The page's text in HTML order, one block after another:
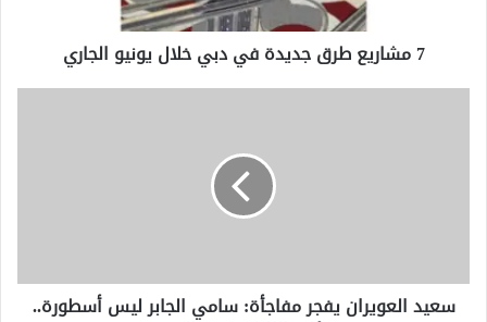
7 مشاريع طرق جديدة في دبي خلال يونيو الجاري
وهؤلاء
الثلاثة
سعيد العويران يفجر مفاجأة: سامي الجابر ليس أسطورة..